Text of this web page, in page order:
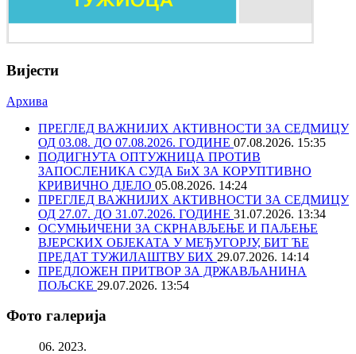
Вијести
Архива
ПРЕГЛЕД ВАЖНИЈИХ АКТИВНОСТИ ЗА СЕДМИЦУ
ОД 03.08. ДО 07.08.2026. ГОДИНЕ 07.08.2026. 15:35
ПОДИГНУТА ОПТУЖНИЦА ПРОТИВ
ЗАПОСЛЕНИКА СУДА БиХ ЗА КОРУПТИВНО
КРИВИЧНО ДЈЕЛО 05.08.2026. 14:24
ПРЕГЛЕД ВАЖНИЈИХ АКТИВНОСТИ ЗА СЕДМИЦУ
ОД 27.07. ДО 31.07.2026. ГОДИНЕ 31.07.2026. 13:34
ОСУМЊИЧЕНИ ЗА СКРНАВЉЕЊЕ И ПАЉЕЊЕ
ВЈЕРСКИХ ОБЈЕКАТА У МЕЂУГОРЈУ, БИТ ЋЕ
ПРЕДАТ ТУЖИЛАШТВУ БИХ 29.07.2026. 14:14
ПРЕДЛОЖЕН ПРИТВОР ЗА ДРЖАВЉАНИНА
ПОЉСКЕ 29.07.2026. 13:54
Фото галерија
06. 2023.